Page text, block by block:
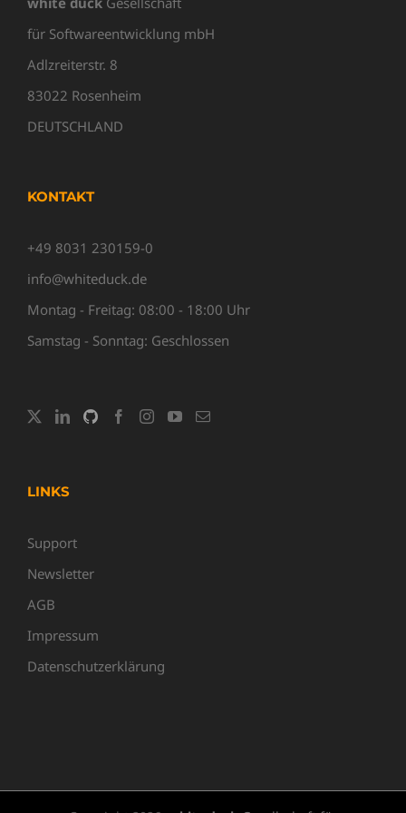
für Softwareentwicklung mbH
Adlzreiterstr. 8
83022 Rosenheim
DEUTSCHLAND
KONTAKT
+49 8031 230159-0
info@whiteduck.de
Montag - Freitag: 08:00 - 18:00 Uhr
Samstag - Sonntag: Geschlossen
LINKS
Support
Newsletter
AGB
Impressum
Datenschutzerklärung